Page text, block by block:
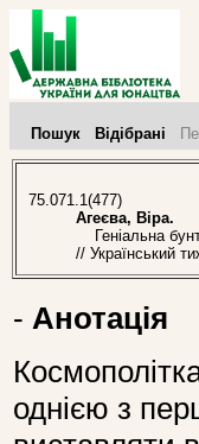
Пошук Відібрані
75.071.1(477)
Агеєва, Віра.
Геніальна
// Український
- Анотація
однією з